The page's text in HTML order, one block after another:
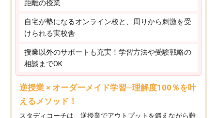
距離の授業
自宅が塾になるオンライン校と、周りから刺激を受
けられる実校舎
授業以外のサポートも充実！学習方法や受験戦略の
相談までOK
逆授業 × オーダーメイド学習─理解度100％を叶
えるメソッド！
スタディコーチは、逆授業でアウトプットを鍛えながら難